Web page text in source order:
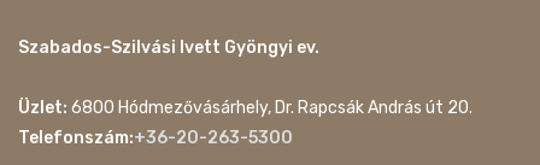
Szabados-Szilvási Ivett Gyöngyi ev.
Üzlet: 6800 Hódmezővásárhely, Dr. Rapcsák András út 20.
Telefonszám:+36-20-263-5300